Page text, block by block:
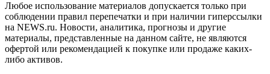
Любое использование материалов допускается только при
соблюдении правил перепечатки и при наличии гиперссылки
на NEWS.ru. Новости, аналитика, прогнозы и другие
материалы, представленные на данном сайте, не являются
офертой или рекомендацией к покупке или продаже каких-
либо активов.